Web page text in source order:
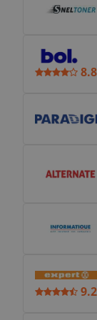
8.8
9.2